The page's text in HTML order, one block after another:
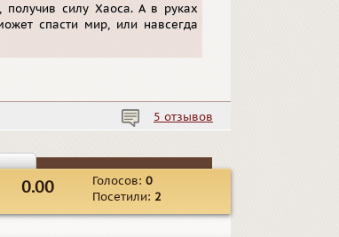
получив силу Хаоса. А в руках
спасти мир, или навсегда
5 отзывов
Голосов: 0
Посетили: 2
0.00